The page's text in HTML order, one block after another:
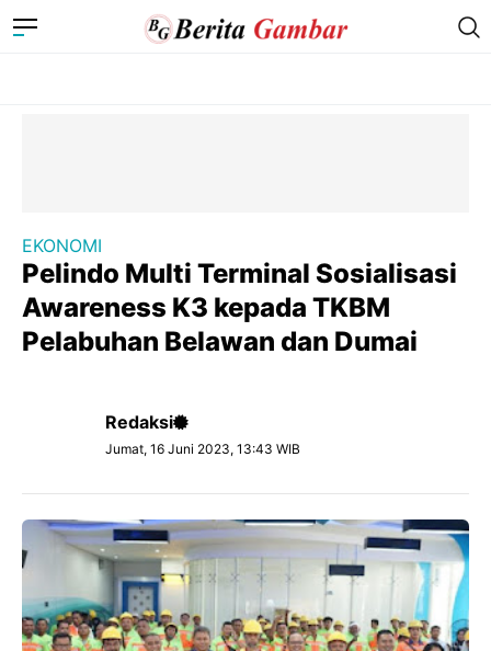
EKONOMI
Pelindo Multi Terminal Sosialisasi
Awareness K3 kepada TKBM
Pelabuhan Belawan dan Dumai
Redaksi
Jumat, 16 Juni 2023, 13:43 WIB